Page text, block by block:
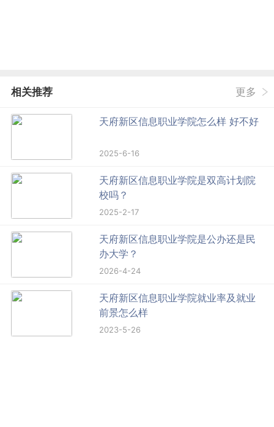
相关推荐 更多
天府新区信息职业学院怎么样 好不好
2025-6-16
天府新区信息职业学院是双高计划院
校吗？
2025-2-17
天府新区信息职业学院是公办还是民
办大学？
2026-4-24
天府新区信息职业学院就业率及就业
前景怎么样
2023-5-26